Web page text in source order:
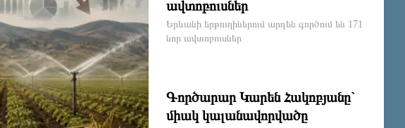
ավտոբուսներ
Երևանի երթուղիներում արդեն գործում են 171
նոր ավտոբուսներ
Գործարար Կարեն Հակոբյանը`
միակ կալանավորվածը